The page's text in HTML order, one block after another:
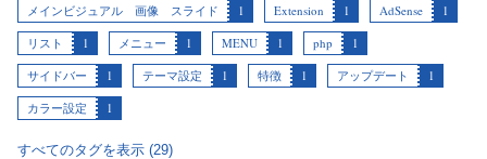
メインビジュアル 画像 スライド
1 Extension 1 AdSense
1
リスト
1 メニュー 1 MENU 1 php
1
サイドバー
1 テーマ設定 1 特徴 1 アップデート
1
カラー設定
1
すべてのタグを表示 (29)